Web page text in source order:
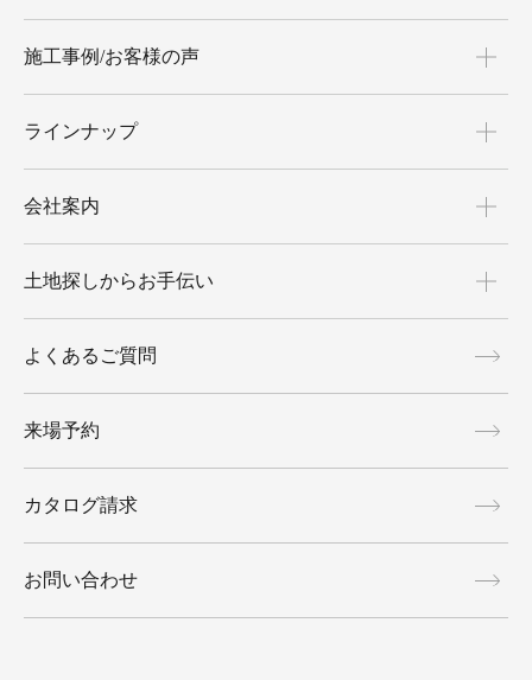
施工事例/お客様の声
ラインナップ
会社案内
土地探しからお手伝い
よくあるご質問
来場予約
カタログ請求
お問い合わせ